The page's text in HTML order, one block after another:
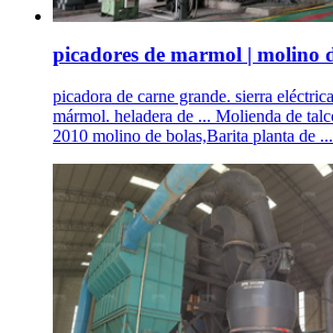
picadores de marmol | molino
picadora de carne grande. sierra
mármol. heladera de ... Molienda de
2010 molino de bolas,Barita planta de ...